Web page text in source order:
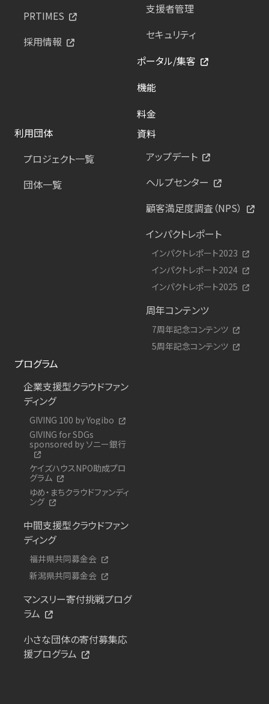
PRTIMES
採用情報
支援者管理
セキュリティ
ポータル/集客
機能
料金
利用団体
プロジェクト一覧
団体一覧
資料
アップデート
ヘルプセンター
顧客満足度調査（NPS）
インパクトレポート
インパクトレポート2023
インパクトレポート2024
インパクトレポート2025
周年コンテンツ
7周年記念コンテンツ
5周年記念コンテンツ
プログラム
企業支援型クラウドファン
ディング
GIVING 100 by Yogibo
GIVING for SDGs
sponsored by ソニー銀行
ケイズハウスNPO助成プロ
グラム
ゆめ・まちクラウドファンディ
ング
中間支援型クラウドファン
ディング
福井県共同募金会
新潟県共同募金会
マンスリー寄付挑戦プログ
ラム
小さな団体の寄付募集応
援プログラム